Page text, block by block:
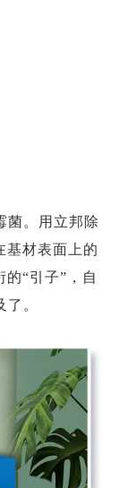
菌。用立邦除
基材表面上的
“引子”，自
。